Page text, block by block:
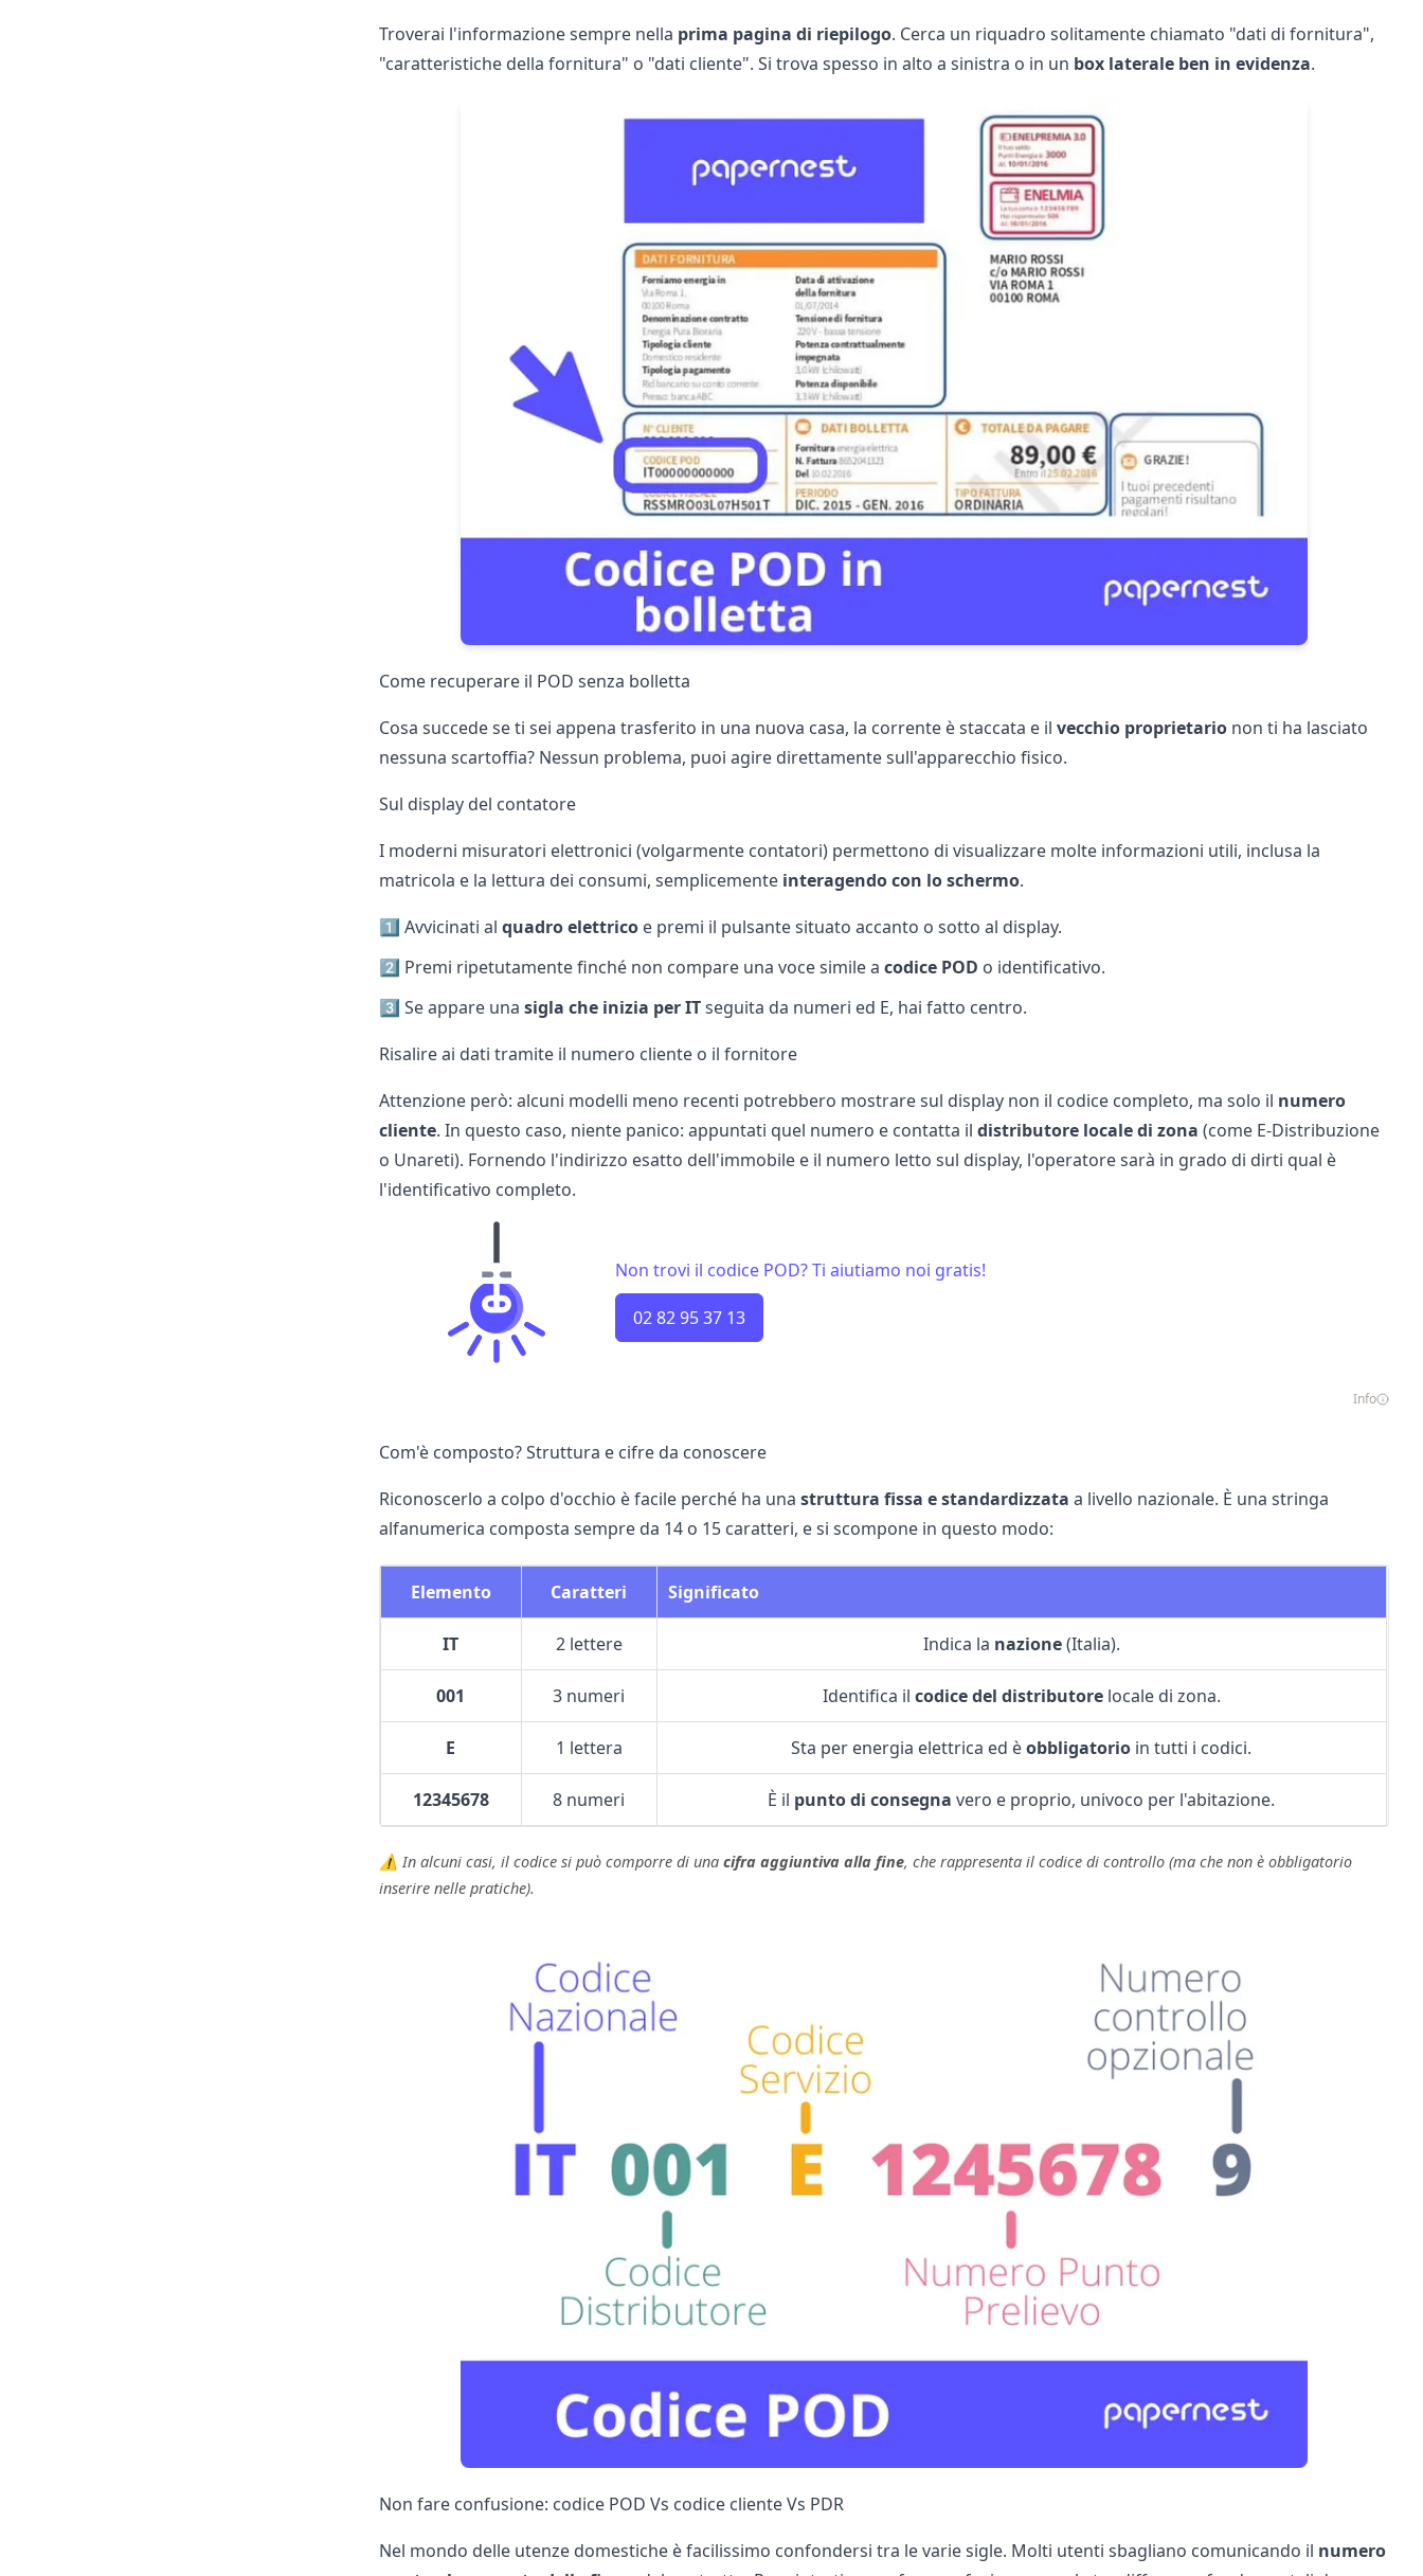
Troverai l'informazione sempre nella prima pagina di riepilogo. Cerca un riquadro solitamente chiamato "dati di fornitura",
"caratteristiche della fornitura" o "dati cliente". Si trova spesso in alto a sinistra o in un box laterale ben in evidenza.
Come recuperare il POD senza bolletta
Cosa succede se ti sei appena trasferito in una nuova casa, la corrente è staccata e il vecchio proprietarionon ti ha lasciato
nessuna scartoffia? Nessun problema, puoi agire direttamente sull'apparecchio fisico.
Sul display del contatore
I moderni misuratori elettronici (volgarmente contatori) permettono di visualizzare molte informazioni utili, inclusa la
matricola e la lettura dei consumi, semplicemente interagendo con lo schermo.
1️⃣ Avvicinati al quadro elettricoe premi il pulsante situato accanto o sotto al display.
2️⃣ Premi ripetutamente finché non compare una voce simile a codice POD o identificativo.
3️⃣ Se appare una sigla che inizia per ITseguita da numeri ed E, hai fatto centro.
Risalire ai dati tramite il numero cliente o il fornitore
Attenzione però: alcuni modelli meno recenti potrebbero mostrare sul display non il codice completo, ma solo il numero
cliente. In questo caso, niente panico: appuntati quel numero e contatta il distributore locale di zona (come E-Distribuzione
o Unareti). Fornendo l'indirizzo esatto dell'immobile e il numero letto sul display, l'operatore sarà in grado di dirti qual è
l'identificativo completo.
Non trovi il codice POD? Ti aiutiamo noi gratis!
02 82 95 37 13
Info
Com'è composto? Struttura e cifre da conoscere
Riconoscerlo a colpo d'occhio è facile perché ha una struttura fissa e standardizzata a livello nazionale. È una stringa
alfanumerica composta sempre da 14 o 15 caratteri, e si scompone in questo modo:
Elemento Caratteri Significato
IT 2 lettere Indica la nazione(Italia).
001 3 numeri Identifica il codice del distributorelocale di zona.
E 1 lettera Sta per energia elettrica ed èobbligatorio in tutti i codici.
12345678 8 numeri È il punto di consegna vero e proprio, univoco per l'abitazione.
⚠️ In alcuni casi, il codice si può comporre di una cifra aggiuntiva alla fine, che rappresenta il codice di controllo (ma che non è obbligatorio
inserire nelle pratiche).
Non fare confusione: codice POD Vs codice cliente Vs PDR
Nel mondo delle utenze domestiche è facilissimo confondersi tra le varie sigle. Molti utenti sbagliano comunicando il numero